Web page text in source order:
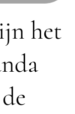
het